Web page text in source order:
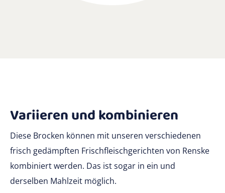
Variieren und kombinieren
Diese Brocken können mit unseren verschiedenen
frisch gedämpften Frischfleischgerichten von Renske
kombiniert werden. Das ist sogar in ein und
derselben Mahlzeit möglich.